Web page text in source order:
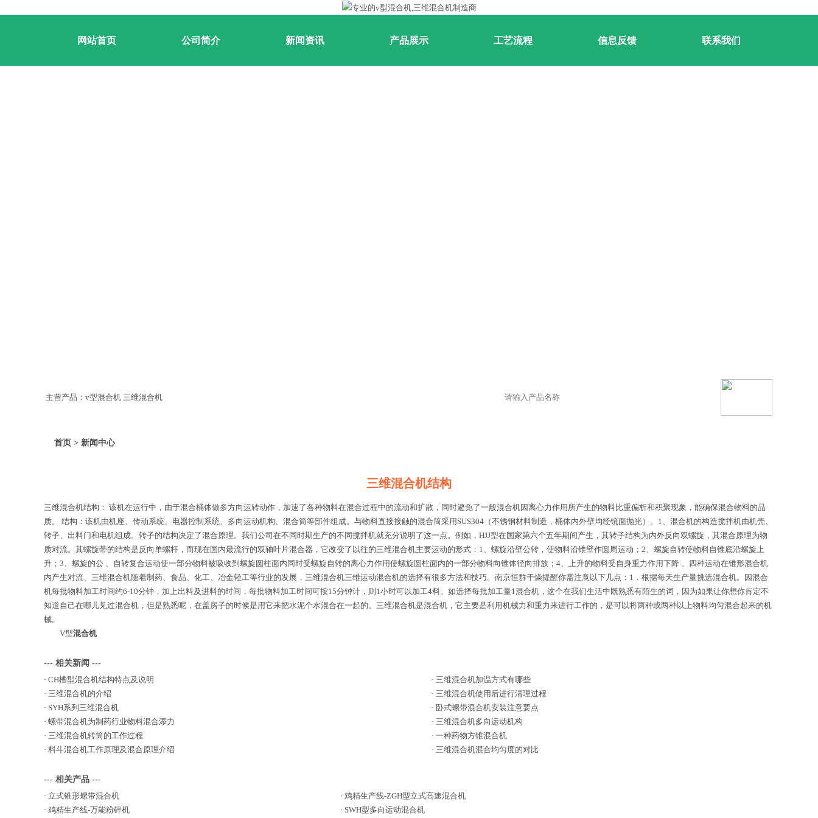
网站首页 公司简介 新闻资讯 产品展示 工艺流程 信息反馈 联系我们
主营产品：v型混合机 三维混合机
首页 > 新闻中心
三维混合机结构
三维混合机结构： 该机在运行中，由于混合桶体做多方向运转动作，加速了各种物料在混合过程中的流动和扩散，同时避免了一般混合机因离心力作用所产生的物料比重偏析和积聚现象，能确保混合物料的品
质。 结构：该机由机座、传动系统、电器控制系统、多向运动机构、混合筒等部件组成。与物料直接接触的混合筒采用SUS304（不锈钢材料制造，桶体内外壁均经镜面抛光）。1、混合机的构造搅拌机由机壳、
转子、出料门和电机组成。转子的结构决定了混合原理。我们公司在不同时期生产的不同搅拌机就充分说明了这一点。例如，HJJ型在国家第六个五年期间产生，其转子结构为内外反向双螺旋，其混合原理为物
质对流。其螺旋带的结构是反向单螺杆，而现在国内最流行的双轴叶片混合器，它改变了以往的三维混合机主要运动的形式：1、螺旋沿壁公转，使物料沿锥壁作圆周运动；2、螺旋自转使物料自锥底沿螺旋上
升；3、螺旋的公 、自转复合运动使一部分物料被吸收到螺旋圆柱面内同时受螺旋自转的离心力作用使螺旋圆柱面内的一部分物料向锥体径向排放；4、上升的物料受自身重力作用下降 。四种运动在锥形混合机
内产生对流、三维混合机随着制药、食品、化工、冶金轻工等行业的发展，三维混合机三维运动混合机的选择有很多方法和技巧。南京恒群干燥提醒你需注意以下几点：1．根据每天生产量挑选混合机。因混合
机每批物料加工时间约6-10分钟，加上出料及进料的时间，每批物料加工时间可按15分钟计，则1小时可以加工4料。如选择每批加工量1混合机，这个在我们生活中既熟悉有陌生的词，因为如果让你想你肯定不
知道自己在哪儿见过混合机，但是熟悉呢，在盖房子的时候是用它来把水泥个水混合在一起的。三维混合机是混合机，它主要是利用机械力和重力来进行工作的，是可以将两种或两种以上物料均匀混合起来的机
械。
V型混合机
--- 相关新闻 ---
· CH槽型混合机结构特点及说明 · 三维混合机加温方式有哪些
· 三维混合机的介绍 · 三维混合机使用后进行清理过程
· SYH系列三维混合机 · 卧式螺带混合机安装注意要点
· 螺带混合机为制药行业物料混合添力 · 三维混合机多向运动机构
· 三维混合机转筒的工作过程 · 一种药物方锥混合机
· 料斗混合机工作原理及混合原理介绍 · 三维混合机混合均匀度的对比
--- 相关产品 ---
· 立式锥形螺带混合机 · 鸡精生产线-ZGH型立式高速混合机
· 鸡精生产线-万能粉碎机 · SWH型多向运动混合机